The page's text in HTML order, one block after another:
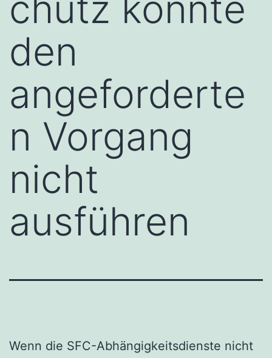
den
angeforderte
n Vorgang
nicht
ausführen
Wenn die SFC-Abhängigkeitsdienste nicht